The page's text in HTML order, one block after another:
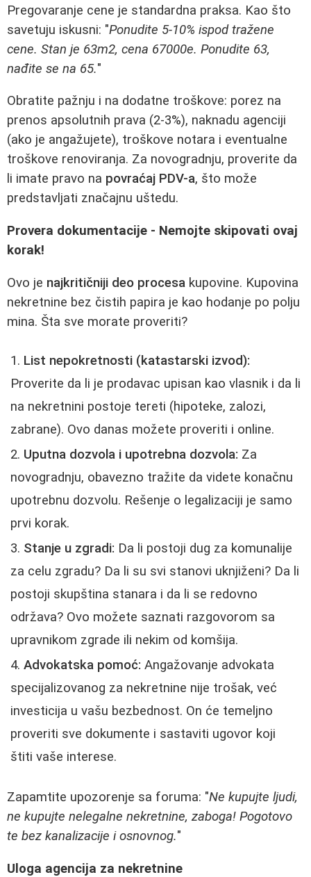
Pregovaranje cene je standardna praksa. Kao što
savetuju iskusni: "Ponudite 5-10% ispod tražene
cene. Stan je 63m2, cena 67000e. Ponudite 63,
nađite se na 65."
Obratite pažnju i na dodatne troškove: porez na
prenos apsolutnih prava (2-3%), naknadu agenciji
(ako je angažujete), troškove notara i eventualne
troškove renoviranja. Za novogradnju, proverite da
li imate pravo na povraćaj PDV-a, što može
predstavljati značajnu uštedu.
Provera dokumentacije - Nemojte skipovati ovaj
korak!
Ovo je najkritičniji deo procesa kupovine. Kupovina
nekretnine bez čistih papira je kao hodanje po polju
mina. Šta sve morate proveriti?
List nepokretnosti (katastarski izvod):
Proverite da li je prodavac upisan kao vlasnik i da li
na nekretnini postoje tereti (hipoteke, zalozi,
zabrane). Ovo danas možete proveriti i online.
Uputna dozvola i upotrebna dozvola: Za
novogradnju, obavezno tražite da videte konačnu
upotrebnu dozvolu. Rešenje o legalizaciji je samo
prvi korak.
Stanje u zgradi: Da li postoji dug za komunalije
za celu zgradu? Da li su svi stanovi uknjiženi? Da li
postoji skupština stanara i da li se redovno
održava? Ovo možete saznati razgovorom sa
upravnikom zgrade ili nekim od komšija.
Advokatska pomoć: Angažovanje advokata
specijalizovanog za nekretnine nije trošak, već
investicija u vašu bezbednost. On će temeljno
proveriti sve dokumente i sastaviti ugovor koji
štiti vaše interese.
Zapamtite upozorenje sa foruma: "Ne kupujte ljudi,
ne kupujte nelegalne nekretnine, zaboga! Pogotovo
te bez kanalizacije i osnovnog."
Uloga agencija za nekretnine